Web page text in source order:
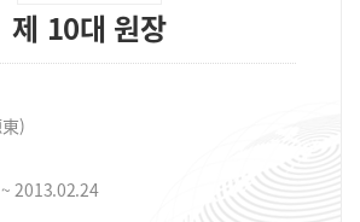
제 10대 원장
)
2013.02.24